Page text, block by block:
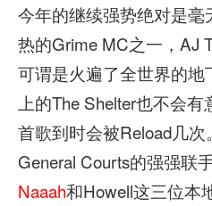
今年的继续强势绝对是毫
热的Grime MC之一，AJ
可谓是火遍了全世界的
上的The Shelter也不会
首歌到时会被Reload几次
General Courts的强强联
Naaah和Howell这三位本